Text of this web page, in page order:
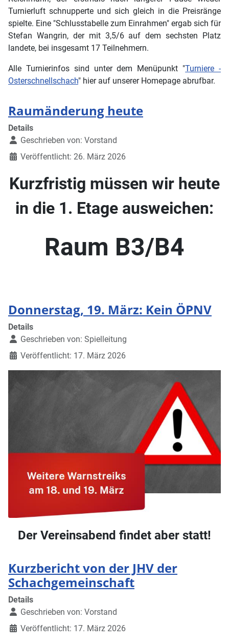
Turnierluft schnupperte und sich gleich in die Preisränge
spielte. Eine "Schlusstabelle zum Einrahmen" ergab sich für
Stefan Wangrin, der mit 3,5/6 auf dem sechsten Platz
landete, bei insgesamt 17 Teilnehmern.
Alle Turnierinfos sind unter dem Menüpunkt "Turniere -
Osterschnellschach" hier auf unserer Homepage abrufbar.
Raumänderung heute
Details
Geschrieben von: Vorstand
Veröffentlicht: 26. März 2026
Kurzfristig müssen wir heute
in die 1. Etage ausweichen:
Raum B3/B4
Donnerstag, 19. März: Kein ÖPNV
Details
Geschrieben von: Spielleitung
Veröffentlicht: 17. März 2026
Der Vereinsabend findet aber statt!
Kurzbericht von der JHV der
Schachgemeinschaft
Details
Geschrieben von: Vorstand
Veröffentlicht: 17. März 2026